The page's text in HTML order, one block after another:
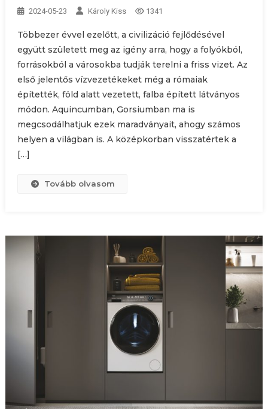
2024-05-23 Károly Kiss 1341
Többezer évvel ezelőtt, a civilizáció fejlődésével
együtt született meg az igény arra, hogy a folyókból,
forrásokból a városokba tudják terelni a friss vizet. Az
első jelentős vízvezetékeket még a rómaiak
építették, föld alatt vezetett, falba épített látványos
módon. Aquincumban, Gorsiumban ma is
megcsodálhatjuk ezek maradványait, ahogy számos
helyen a világban is. A középkorban visszatértek a
[…]
Tovább olvasom